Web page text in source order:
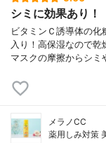
シミに効果あり！
ビタミンＣ誘導体の化
入り！高保湿なので乾
マスクの摩擦からシ
メラノCC
薬用しみ対策